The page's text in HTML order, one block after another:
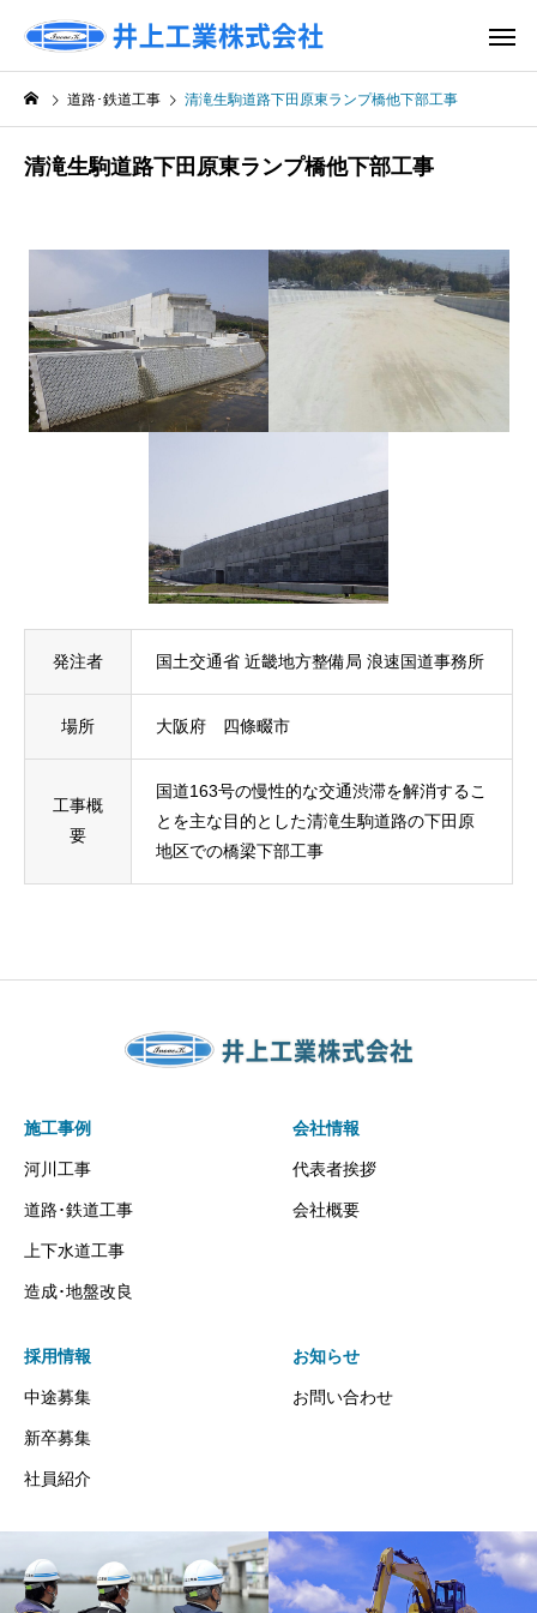
道路･鉄道工事 清滝生駒道路下田原東ランプ橋他下部工事
清滝生駒道路下田原東ランプ橋他下部工事
発注者 国土交通省 近畿地方整備局 浪速国道事務所
場所 大阪府 四條畷市
工事概
要
国道163号の慢性的な交通渋滞を解消するこ
とを主な目的とした清滝生駒道路の下田原
地区での橋梁下部工事
施工事例
河川工事
道路･鉄道工事
上下水道工事
造成･地盤改良
会社情報
代表者挨拶
会社概要
採用情報
中途募集
新卒募集
社員紹介
お知らせ
お問い合わせ